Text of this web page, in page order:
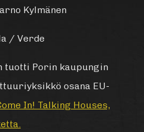
Kylmänen
/ Verde
tuotti Porin kaupungin
osana EU-
In! Talking Houses,